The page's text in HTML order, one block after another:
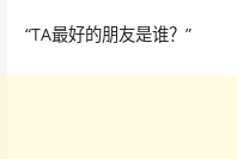
“TA最好的朋友是谁？”